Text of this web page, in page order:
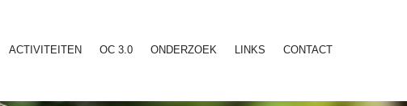
ACTIVITEITEN OC 3.0 ONDERZOEK LINKS CONTACT